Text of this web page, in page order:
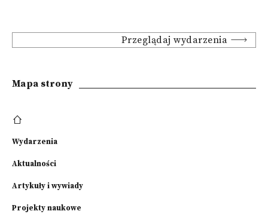
Przeglądaj wydarzenia
Mapa strony
Wydarzenia
Aktualności
Artykuły i wywiady
Projekty naukowe